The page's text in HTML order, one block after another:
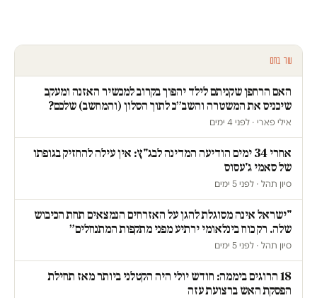
עוד בחם
האם הרחפן שקניתם לילד יהפוך בקרוב למכשיר האזנה ומעקב
שיכניס את המשטרה והשב״כ לתוך הסלון (והמחשב) שלכם?
אילי פארי · לפני 4 ימים
אחרי 34 ימים הודיעה המדינה לבג"ץ: אין עילה להחזיק בגופתו
של סאמי ג'עסוס
סיון תהל · לפני 5 ימים
"ישראל אינה מסוגלת להגן על האזרחים הנמצאים תחת הכיבוש
שלה. רק כוח בינלאומי ירתיע מפני מתקפות המתנחלים״
סיון תהל · לפני 5 ימים
18 הרוגים ביממה: חודש יולי היה הקטלני ביותר מאז תחילת
הפסקת האש ברצועת עזה